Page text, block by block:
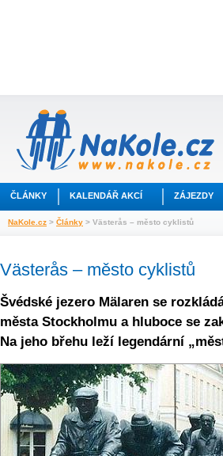
ČLÁNKY KALENDÁŘ AKCÍ ZÁJEZDY
NaKole.cz > Články > Västerås – město cyklistů
Västerås – město cyklistů
Švédské jezero Mälaren se
města Stockholmu a hluboce se
Na jeho břehu leží legendární